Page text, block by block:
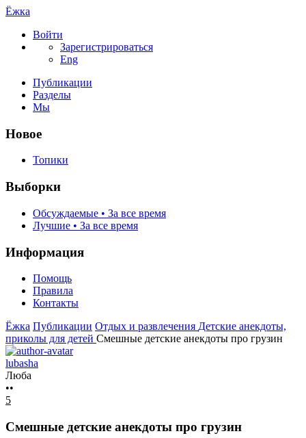
Ёжка
Войти
Зарегистрироваться
Eng
Публикации
Разделы
Мы
Новое
Топики
Выборки
Обсуждаемые • За все время
Лучшие • За все время
Информация
Помощь
Правила
Контакты
Ёжка Публикации Отдых и развлечения Детские анекдоты,
приколы для детей Смешные детские анекдоты про грузин
lubasha
Люба
••
5
Смешные детские анекдоты про грузин